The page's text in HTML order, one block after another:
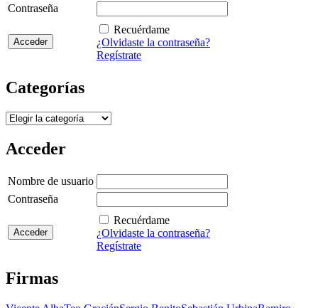
Contraseña
Recuérdame
¿Olvidaste la contraseña?
Regístrate
Categorías
Categorías
Acceder
Nombre de usuario
Contraseña
Recuérdame
¿Olvidaste la contraseña?
Regístrate
Firmas